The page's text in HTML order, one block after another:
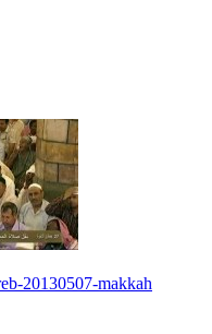
20130507-makkah